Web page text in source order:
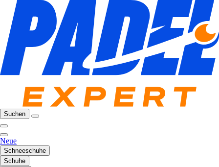
Suchen
Neue
Schneeschuhe
Schuhe